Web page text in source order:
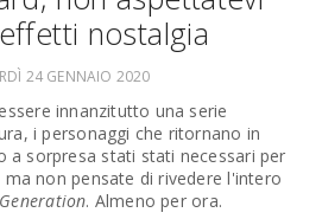
nostalgia
24 GENNAIO 2020
innanzitutto una serie
i personaggi che ritornano in
a sorpresa stati stati necessari per
non pensate di rivedere l'intero
. Almeno per ora.